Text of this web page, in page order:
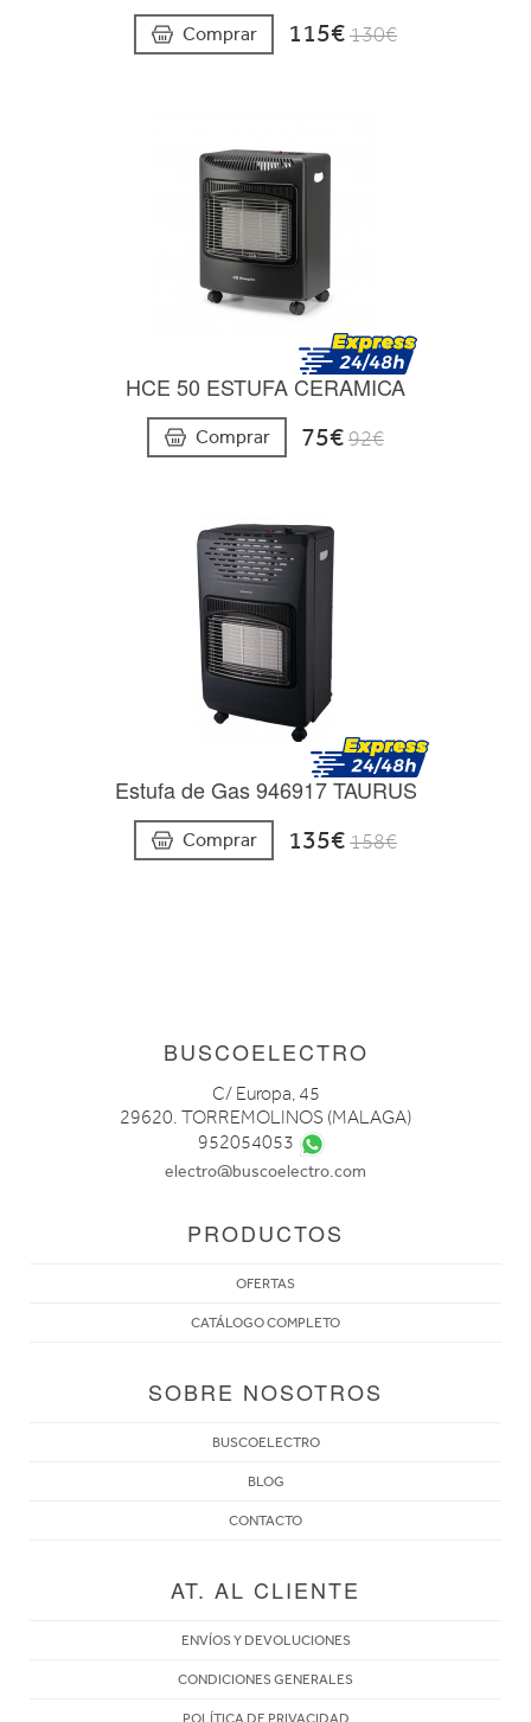
Comprar 115€130€
HCE 50 ESTUFA CERAMICA
Comprar 75€92€
Estufa de Gas 946917 TAURUS
Comprar 135€158€
BUSCOELECTRO
C/ Europa, 45
29620. TORREMOLINOS (MALAGA)
952054053
electro@buscoelectro.com
PRODUCTOS
OFERTAS
CATÁLOGO COMPLETO
SOBRE NOSOTROS
BUSCOELECTRO
BLOG
CONTACTO
AT. AL CLIENTE
ENVÍOS Y DEVOLUCIONES
CONDICIONES GENERALES